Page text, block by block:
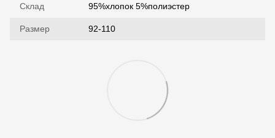
Склад 95%хлопок 5%полиэстер
Размер 92-110